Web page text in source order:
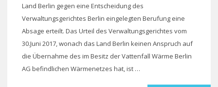
Land Berlin gegen eine Entscheidung des
Verwaltungsgerichtes Berlin eingelegten Berufung eine
Absage erteilt. Das Urteil des Verwaltungsgerichtes vom
30.Juni 2017, wonach das Land Berlin keinen Anspruch auf
die Übernahme des im Besitz der Vattenfall Wärme Berlin
AG befindlichen Wärmenetzes hat, ist …